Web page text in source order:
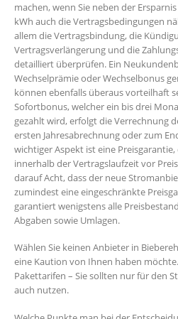
machen, wenn Sie neben der
kWh auch die Vertragsbedingungen
allem die Vertragsbindung, die
Vertragsverlängerung und die
detailliert überprüfen. Ein
Wechselprämie oder Wechselbonus
können ebenfalls überaus vorteilhaft
Sofortbonus, welcher ein bis drei
gezahlt wird, erfolgt die Verrechnung
ersten Jahresabrechnung oder zum
wichtiger Aspekt ist eine
innerhalb der Vertragslaufzeit vor
darauf Acht, dass der neue
zumindest eine eingeschränkte
garantiert wenigstens alle
Abgaben sowie Umlagen.
Wählen Sie keinen Anbieter in
eine Kaution von Ihnen haben
Pakettarifen – Sie sollten nur für den
auch nutzen.